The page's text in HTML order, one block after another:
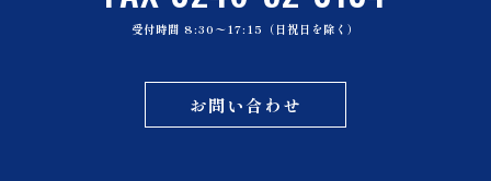
受付時間 8:30〜17:15（日祝日を除く）
お問い合わせ